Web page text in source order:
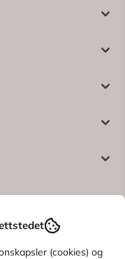
(cookies) og